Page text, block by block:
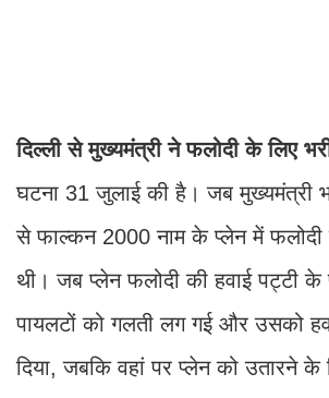
दिल्ली से मुख्यमंत्री ने फलोदी के लिए
घटना 31 जुलाई की है। जब मुख्यमंत्री
से फाल्कन 2000 नाम के प्लेन में फलोदी
थी। जब प्लेन फलोदी की हवाई पट्टी के
पायलटों को गलती लग गई और उसको
दिया, जबकि वहां पर प्लेन को उतारने के